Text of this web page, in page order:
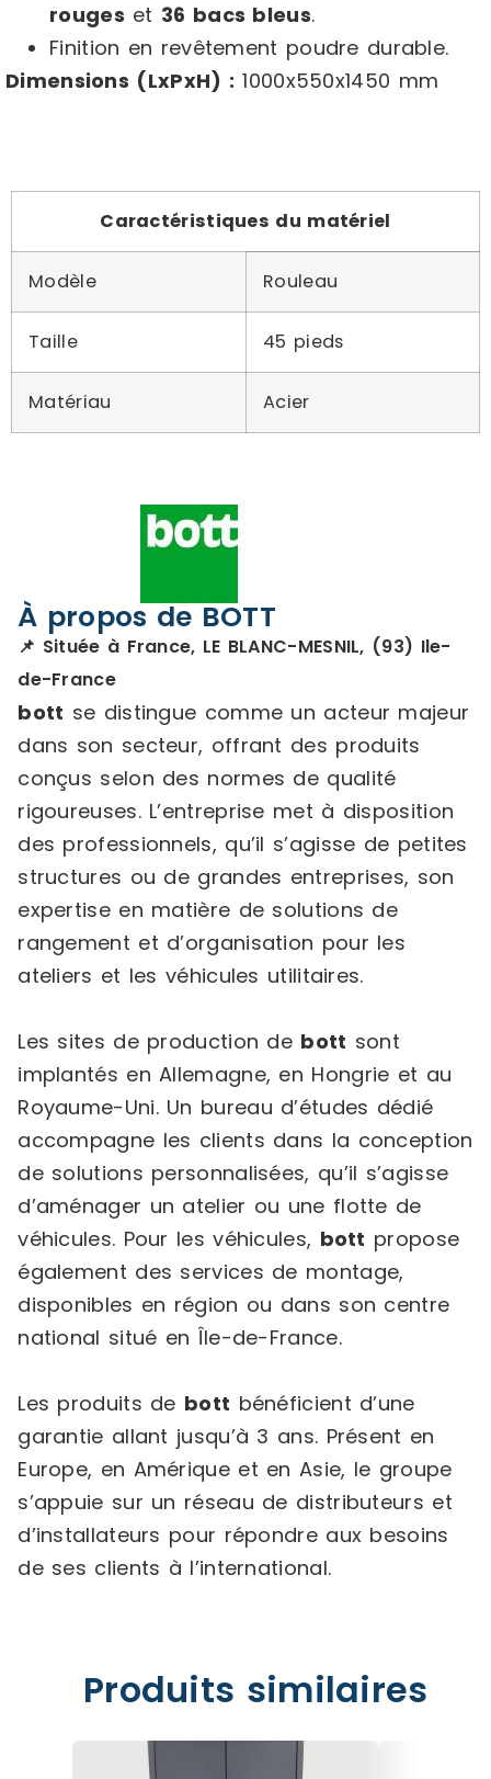
rouges et 36 bacs bleus.
Finition en revêtement poudre durable.
Dimensions (LxPxH) : 1000x550x1450 mm
Caractéristiques du matériel
Modèle Rouleau
Taille 45 pieds
Matériau Acier
À propos de BOTT
📌 Située à France, LE BLANC-MESNIL, (93) Ile-
de-France
bott se distingue comme un acteur majeur
dans son secteur, offrant des produits
conçus selon des normes de qualité
rigoureuses. L’entreprise met à disposition
des professionnels, qu’il s’agisse de petites
structures ou de grandes entreprises, son
expertise en matière de solutions de
rangement et d’organisation pour les
ateliers et les véhicules utilitaires.
Les sites de production de bott sont
implantés en Allemagne, en Hongrie et au
Royaume-Uni. Un bureau d’études dédié
accompagne les clients dans la conception
de solutions personnalisées, qu’il s’agisse
d’aménager un atelier ou une flotte de
véhicules. Pour les véhicules, bott propose
également des services de montage,
disponibles en région ou dans son centre
national situé en Île-de-France.
Les produits de bott bénéficient d’une
garantie allant jusqu’à 3 ans. Présent en
Europe, en Amérique et en Asie, le groupe
s’appuie sur un réseau de distributeurs et
d’installateurs pour répondre aux besoins
de ses clients à l’international.
Produits similaires